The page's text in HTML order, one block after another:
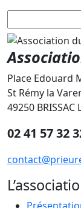
Place Edouard
St Rémy la
49250 BRISSAC
02 41 57 32